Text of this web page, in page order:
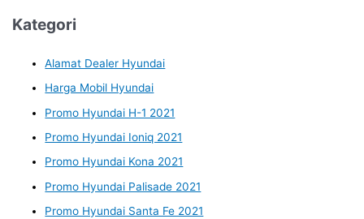
Kategori
Alamat Dealer Hyundai
Harga Mobil Hyundai
Promo Hyundai H-1 2021
Promo Hyundai Ioniq 2021
Promo Hyundai Kona 2021
Promo Hyundai Palisade 2021
Promo Hyundai Santa Fe 2021